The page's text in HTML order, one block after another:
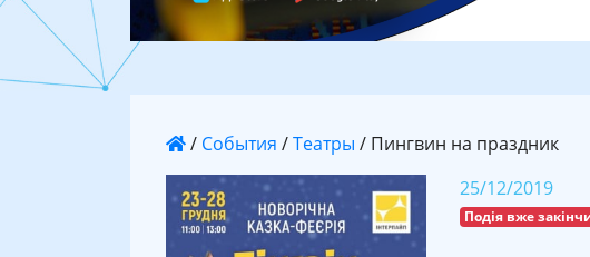
/ События /Театры / Пингвин на праздник
25/12/2019
Подія вже